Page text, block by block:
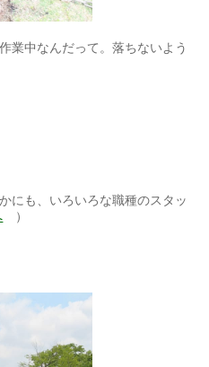
業中なんだって。落ちないよう
にも、いろいろな職種のスタッ
）